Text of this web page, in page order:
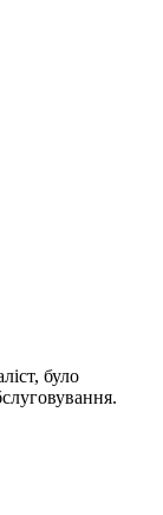
було